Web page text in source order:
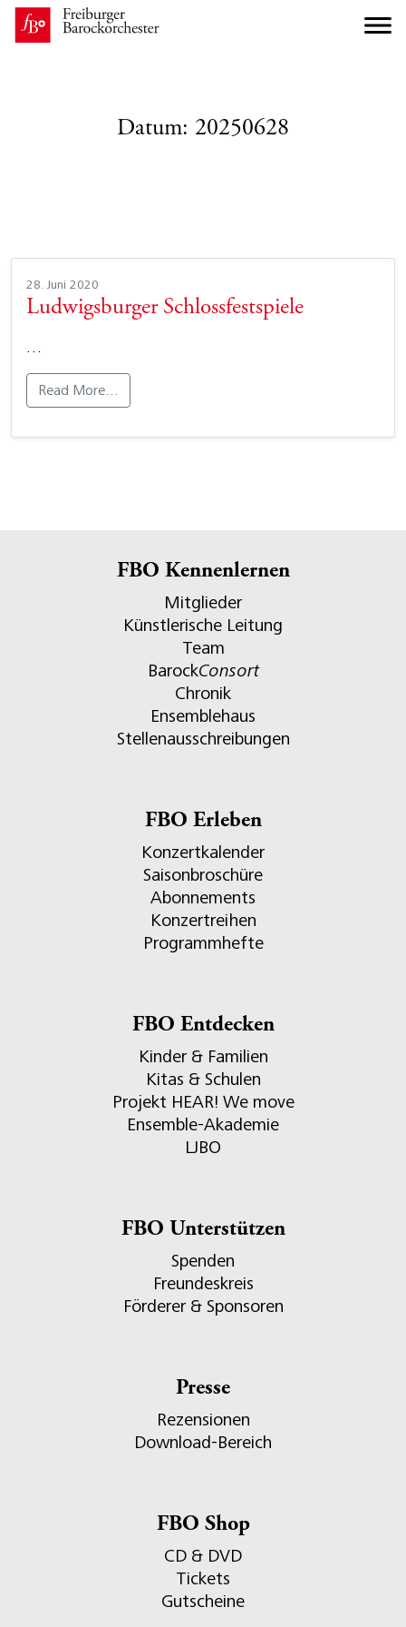
Datum: 20250628
28. Juni 2020
Ludwigsburger Schlossfestspiele
…
Read More…
FBO Kennenlernen
Mitglieder
Künstlerische Leitung
Team
BarockConsort
Chronik
Ensemblehaus
Stellenausschreibungen
FBO Erleben
Konzertkalender
Saisonbroschüre
Abonnements
Konzertreihen
Programmhefte
FBO Entdecken
Kinder & Familien
Kitas & Schulen
Projekt HEAR! We move
Ensemble-Akademie
LJBO
FBO Unterstützen
Spenden
Freundeskreis
Förderer & Sponsoren
Presse
Rezensionen
Download-Bereich
FBO Shop
CD & DVD
Tickets
Gutscheine